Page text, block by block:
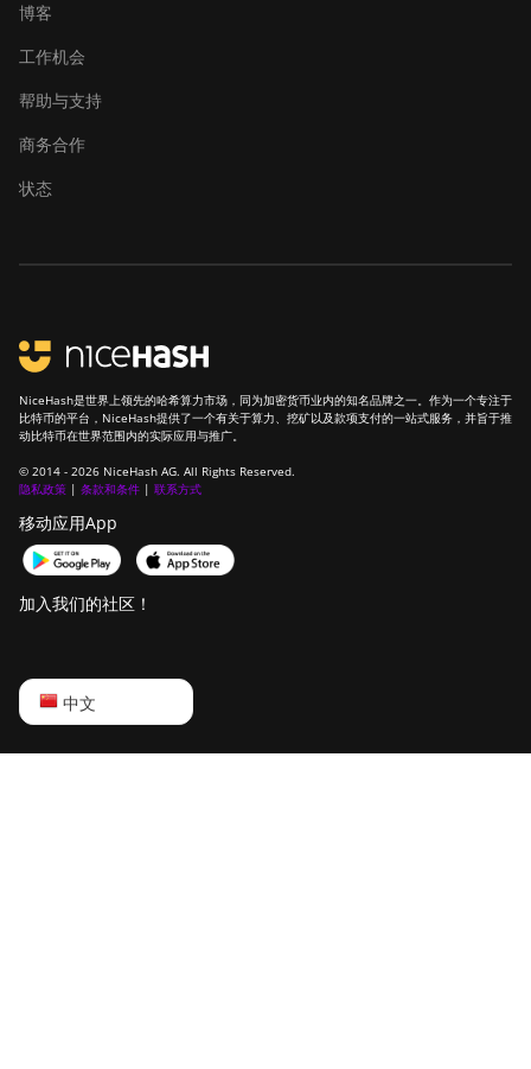
博客
工作机会
帮助与支持
商务合作
状态
NiceHash是世界上领先的哈希算力市场，同为加密货币业内的知名品牌之一。作为一个专注于
比特币的平台，NiceHash提供了一个有关于算力、挖矿以及款项支付的一站式服务，并旨于推
动比特币在世界范围内的实际应用与推广。
© 2014 - 2026 NiceHash AG. All Rights Reserved.
隐私政策 | 条款和条件 | 联系方式
移动应用App
加入我们的社区！
中文
English